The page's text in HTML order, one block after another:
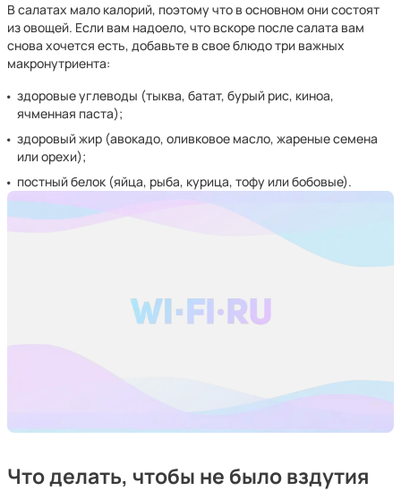
В салатах мало калорий, поэтому что в основном они состоят
из овощей. Если вам надоело, что вскоре после салата вам
снова хочется есть, добавьте в свое блюдо три важных
макронутриента:
здоровые углеводы (тыква, батат, бурый рис, киноа,
ячменная паста);
здоровый жир (авокадо, оливковое масло, жареные семена
или орехи);
постный белок (яйца, рыба, курица, тофу или бобовые).
Что делать, чтобы не было вздутия